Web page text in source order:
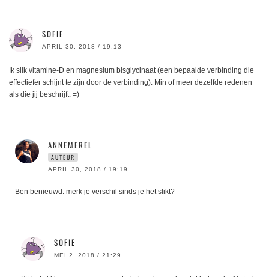
SOFIE
APRIL 30, 2018 / 19:13
Ik slik vitamine-D en magnesium bisglycinaat (een bepaalde verbinding die
effectiefer schijnt te zijn door de verbinding). Min of meer dezelfde redenen
als die jij beschrijft. =)
ANNEMEREL
AUTEUR
APRIL 30, 2018 / 19:19
Ben benieuwd: merk je verschil sinds je het slikt?
SOFIE
MEI 2, 2018 / 21:29